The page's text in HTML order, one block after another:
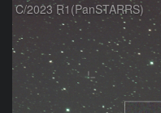
C/2023 R1(PanSTARRS)